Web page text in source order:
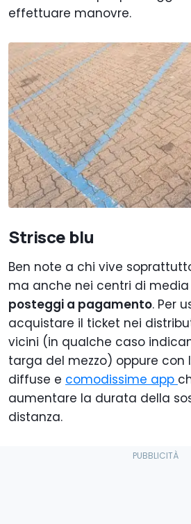
effettuare manovre.
Strisce blu
Ben note a chi vive
ma anche nei centri di media
posteggi a pagamento. Per
acquistare il ticket nei
vicini (in qualche caso
targa del mezzo) oppure con
diffuse e comodissime app
aumentare la durata della
distanza.